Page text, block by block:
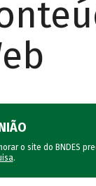
o site do BNDES
.